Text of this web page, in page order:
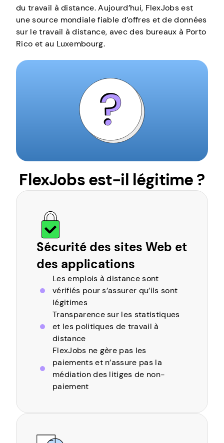
du travail à distance. Aujourd’hui, FlexJobs est
une source mondiale fiable d’offres et de données
sur le travail à distance, avec des bureaux à Porto
Rico et au Luxembourg.
FlexJobs est-il légitime ?
Sécurité des sites Web et
des applications
Les emplois à distance sont
vérifiés pour s’assurer qu’ils sont
légitimes
Transparence sur les statistiques
et les politiques de travail à
distance
FlexJobs ne gère pas les
paiements et n’assure pas la
médiation des litiges de non-
paiement